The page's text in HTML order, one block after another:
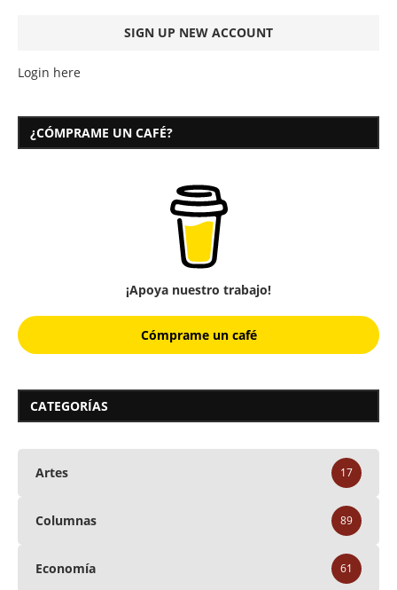
Login here
¿CÓMPRAME UN CAFÉ?
¡Apoya nuestro trabajo!
Cómprame un café
CATEGORÍAS
Artes 17
Columnas 89
Economía 61